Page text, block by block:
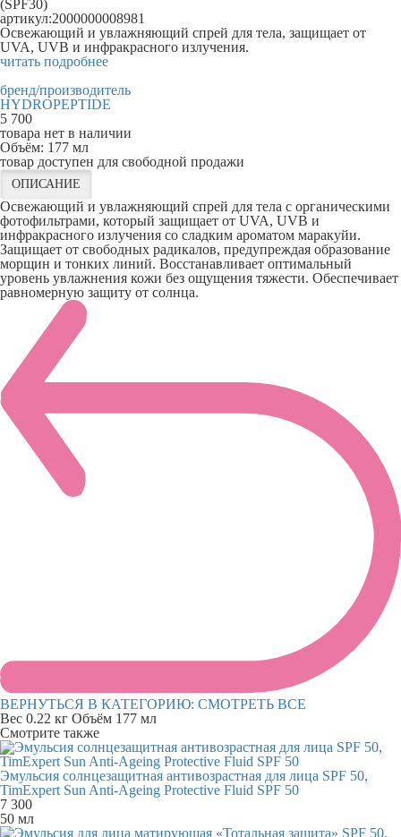
(SPF30)
артикул:2000000008981
Освежающий и увлажняющий спрей для тела, защищает от
UVA, UVB и инфракрасного излучения.
читать подробнее
бренд/производитель
HYDROPEPTIDE
5 700
товара нет в наличии
Объём: 177 мл
товар доступен для свободной продажи
ОПИСАНИЕ
Освежающий и увлажняющий спрей для тела с органическими
фотофильтрами, который защищает от UVA, UVB и
инфракрасного излучения со сладким ароматом маракуйи.
Защищает от свободных радикалов, предупреждая образование
морщин и тонких линий. Восстанавливает оптимальный
уровень увлажнения кожи без ощущения тяжести. Обеспечивает
равномерную защиту от солнца.
ВЕРНУТЬСЯ В КАТЕГОРИЮ: СМОТРЕТЬ ВСЕ
Вес 0.22 кг Объём 177 мл
Смотрите также
Эмульсия солнцезащитная антивозрастная для лица SPF 50,
TimExpert Sun Anti-Ageing Protective Fluid SPF 50
7 300
50 мл